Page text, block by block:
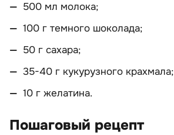
500 мл молока;
100 г темного шоколада;
50 г сахара;
35-40 г кукурузного крахмала;
10 г желатина.
Пошаговый рецепт